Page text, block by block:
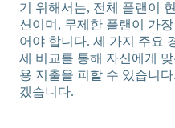
기 위해서는, 전체 플랜이
션이며, 무제한 플랜이 가
어야 합니다. 세 가지 주요
세 비교를 통해 자신에게
용 지출을 피할 수 있습니
겠습니다.